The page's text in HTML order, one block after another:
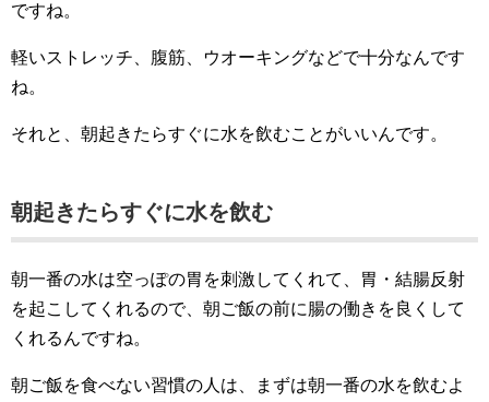
ですね。
軽いストレッチ、腹筋、ウオーキングなどで十分なんです
ね。
それと、朝起きたらすぐに水を飲むことがいいんです。
朝起きたらすぐに水を飲む
朝一番の水は空っぽの胃を刺激してくれて、胃・結腸反射
を起こしてくれるので、朝ご飯の前に腸の働きを良くして
くれるんですね。
朝ご飯を食べない習慣の人は、まずは朝一番の水を飲むよ